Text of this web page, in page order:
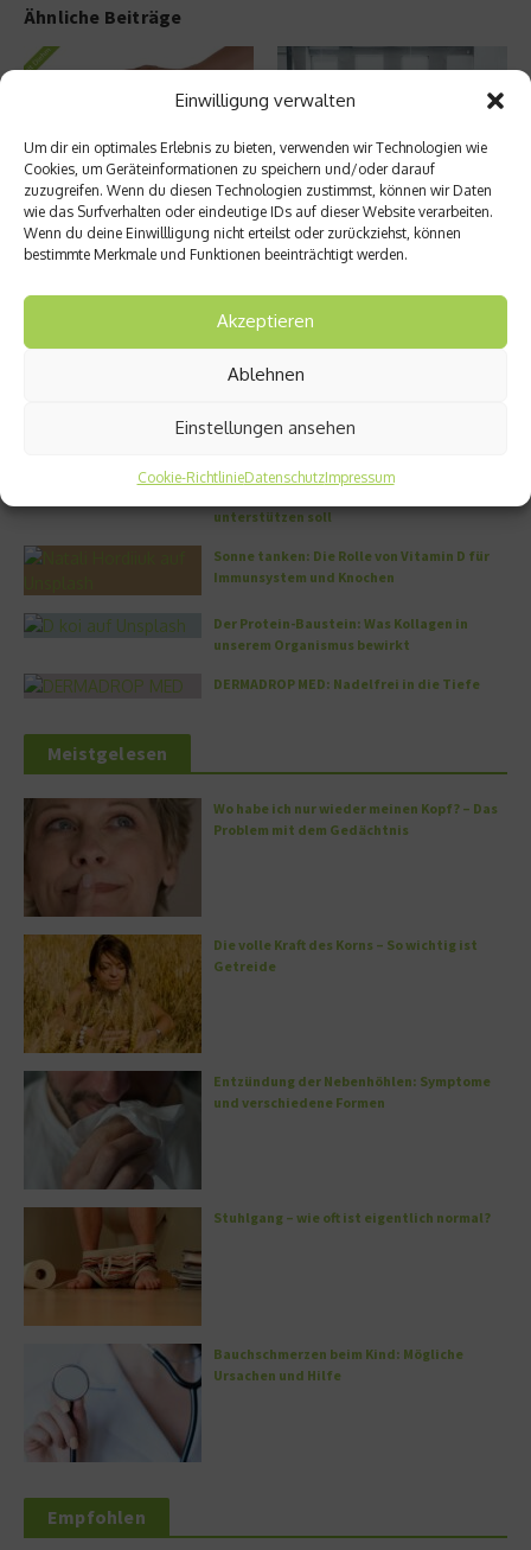
Einwilligung verwalten
Um dir ein optimales Erlebnis zu bieten, verwenden wir Technologien wie
Cookies, um Geräteinformationen zu speichern und/oder darauf
zuzugreifen. Wenn du diesen Technologien zustimmst, können wir Daten
wie das Surfverhalten oder eindeutige IDs auf dieser Website verarbeiten.
Wenn du deine Einwillligung nicht erteilst oder zurückziehst, können
bestimmte Merkmale und Funktionen beeinträchtigt werden.
Akzeptieren
Ablehnen
Einstellungen ansehen
Cookie-RichtlinieDatenschutzImpressum
Ähnliche Beiträge
Junges Blut für ältere Menschen
9. November 2021
Bewegung am Schreibtisch tut
Körper und Seele gut
14. Juni 2018
Aktuelles
müssen Sie kennen
Zellschutz neu gedacht: Wie OM24®
unterstützen soll
Sonne tanken: Die Rolle von Vitamin D für
Immunsystem und Knochen
Der Protein-Baustein: Was Kollagen in
unserem Organismus bewirkt
DERMADROP MED: Nadelfrei in die Tiefe
Meistgelesen
Wo habe ich nur wieder meinen Kopf? – Das
Problem mit dem Gedächtnis
Die volle Kraft des Korns – So wichtig ist
Getreide
Entzündung der Nebenhöhlen: Symptome
und verschiedene Formen
Stuhlgang – wie oft ist eigentlich normal?
Bauchschmerzen beim Kind: Mögliche
Ursachen und Hilfe
Empfohlen